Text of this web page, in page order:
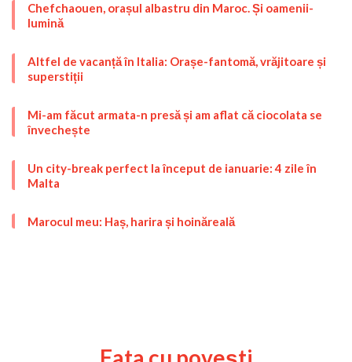
Chefchaouen, orașul albastru din Maroc. Și oamenii-
lumină
Altfel de vacanță în Italia: Orașe-fantomă, vrăjitoare și
superstiții
Mi-am făcut armata-n presă și am aflat că ciocolata se
învechește
Un city-break perfect la început de ianuarie: 4 zile în
Malta
Marocul meu: Haș, harira și hoinăreală